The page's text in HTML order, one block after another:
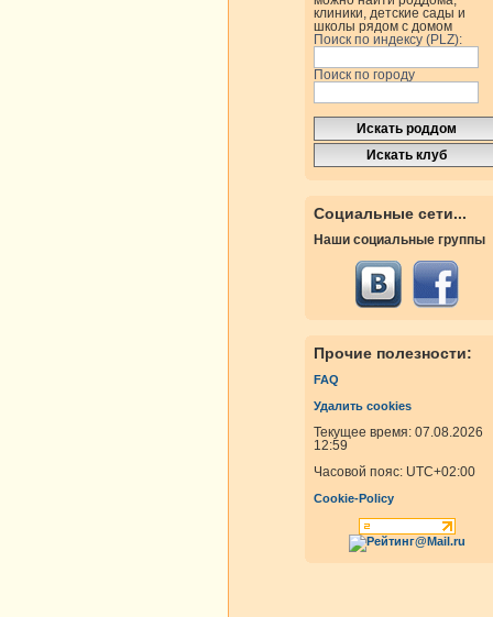
клиники, детские сады и
школы рядом с домом
Поиск по индексу (PLZ):
Поиск по городу
Социальные сети...
Наши социальные группы
Прочие полезности:
FAQ
Удалить cookies
Текущее время: 07.08.2026
12:59
Часовой пояс: UTC+02:00
Cookie-Policy